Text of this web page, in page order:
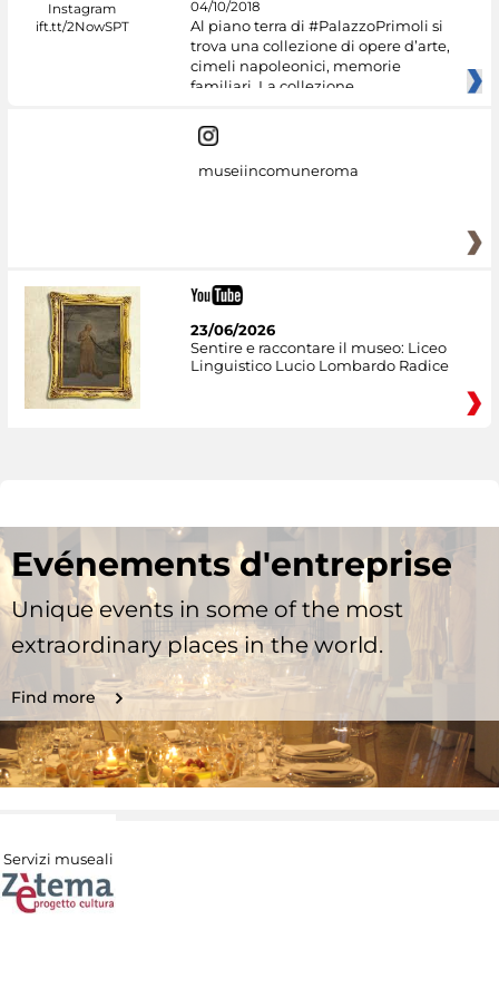
04/10/2018
Al piano terra di #PalazzoPrimoli si
trova una collezione di opere d’arte,
cimeli napoleonici, memorie
familiari. La collezione
museiincomuneroma
23/06/2026
Sentire e raccontare il museo: Liceo
Linguistico Lucio Lombardo Radice
Evénements d'entreprise
Unique events in some of the most
extraordinary places in the world.
Find more
Servizi museali